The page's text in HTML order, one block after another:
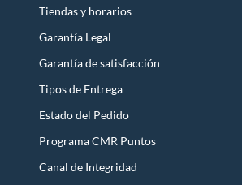
Tiendas y horarios
Garantía Legal
Garantía de satisfacción
Tipos de Entrega
Estado del Pedido
Programa CMR Puntos
Canal de Integridad